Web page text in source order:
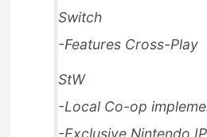
Switch
-Features Cross-Play
StW
-Local Co-op
-Exclusive Nintendo